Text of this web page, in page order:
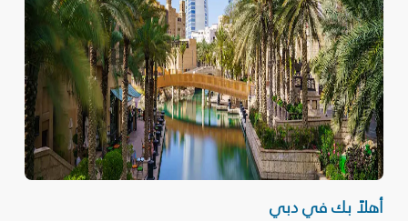
أهلاً بك في دبي